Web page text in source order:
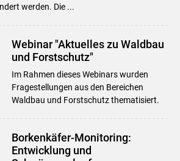
werden. Die ...
Webinar "Aktuelles zu Waldbau
und Forstschutz"
Im Rahmen dieses Webinars wurden
Fragestellungen aus den Bereichen
Waldbau und Forstschutz thematisiert.
Borkenkäfer-Monitoring:
Entwicklung und